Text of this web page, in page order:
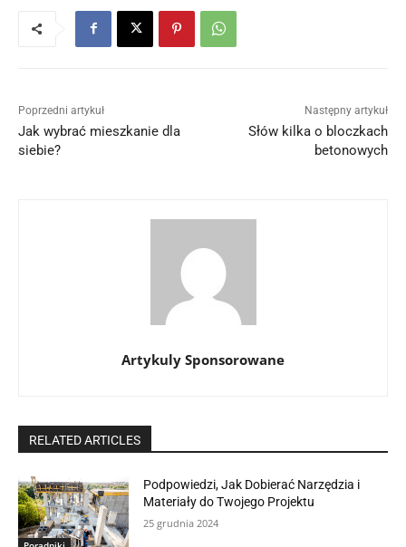
Poprzedni artykuł
Jak wybrać mieszkanie dla
siebie?
Następny artykuł
Słów kilka o bloczkach
betonowych
Artykuly Sponsorowane
RELATED ARTICLES
Podpowiedzi, Jak Dobierać Narzędzia i
Materiały do Twojego Projektu
25 grudnia 2024